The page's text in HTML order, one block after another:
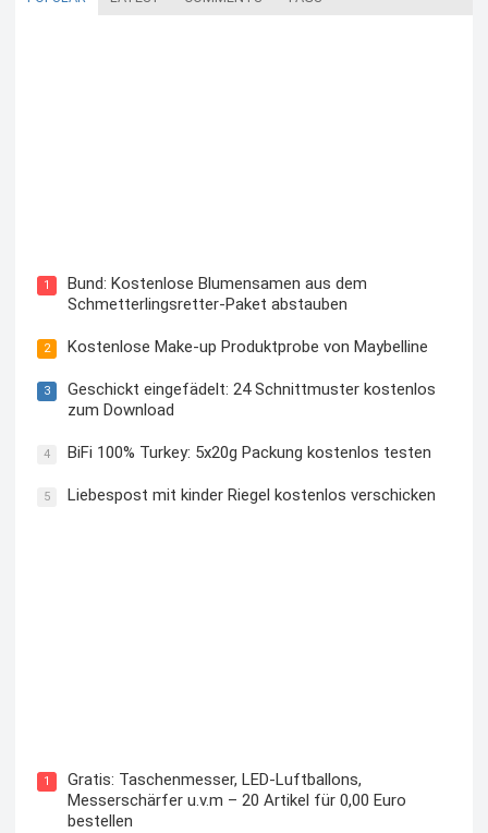
1
Bund: Kostenlose Blumensamen aus dem
Schmetterlingsretter-Paket abstauben
2 Kostenlose Make-up Produktprobe von Maybelline
3
Geschickt eingefädelt: 24 Schnittmuster kostenlos
zum Download
4 BiFi 100% Turkey: 5x20g Packung kostenlos testen
5 Liebespost mit kinder Riegel kostenlos verschicken
1
Gratis: Taschenmesser, LED-Luftballons,
Messerschärfer u.v.m – 20 Artikel für 0,00 Euro
bestellen